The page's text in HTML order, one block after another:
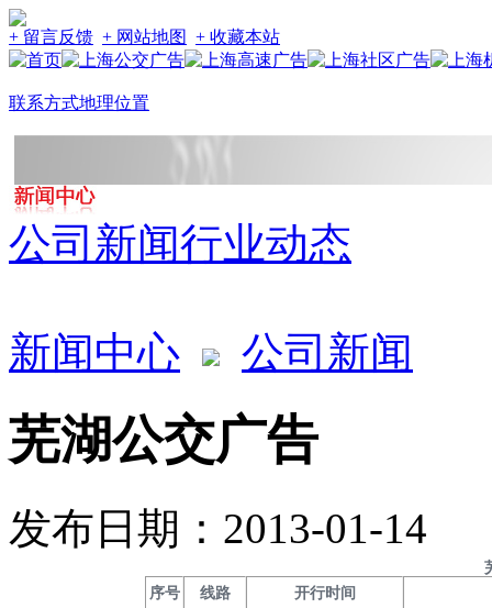
+ 留言反馈 + 网站地图 + 收藏本站
联系方式地理位置
公司新闻行业动态
新闻中心 公司新闻
芜湖公交广告
发布日期：2013-01-14
序号
线路 开行时间